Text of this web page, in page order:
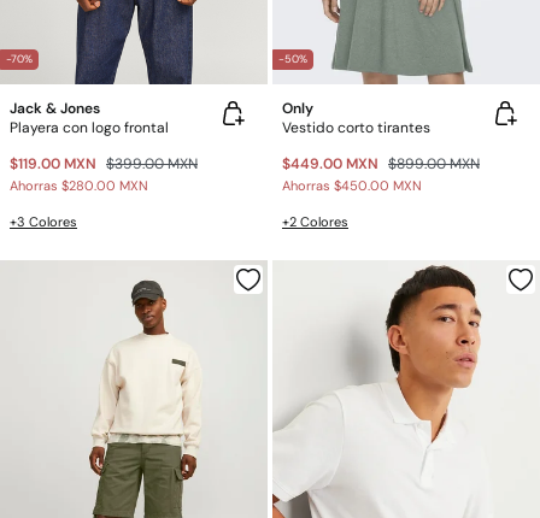
-70%
Jack & Jones
Playera con logo frontal
$119.00 MXN $399.00 MXN
Ahorras $280.00 MXN
+3 Colores
-50%
Only
Vestido corto tirantes
$449.00 MXN $899.00 MXN
Ahorras $450.00 MXN
+2 Colores